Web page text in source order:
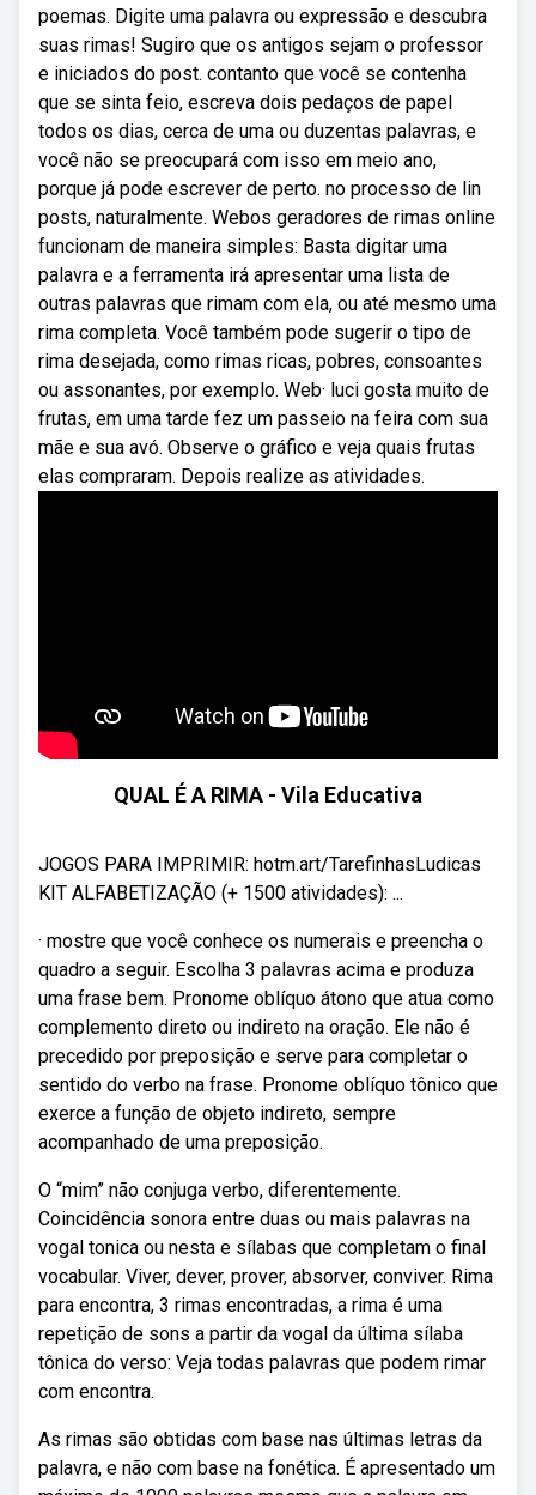
poemas. Digite uma palavra ou expressão e descubra
suas rimas! Sugiro que os antigos sejam o professor
e iniciados do post. contanto que você se contenha
que se sinta feio, escreva dois pedaços de papel
todos os dias, cerca de uma ou duzentas palavras, e
você não se preocupará com isso em meio ano,
porque já pode escrever de perto. no processo de lin
posts, naturalmente. Webos geradores de rimas online
funcionam de maneira simples: Basta digitar uma
palavra e a ferramenta irá apresentar uma lista de
outras palavras que rimam com ela, ou até mesmo uma
rima completa. Você também pode sugerir o tipo de
rima desejada, como rimas ricas, pobres, consoantes
ou assonantes, por exemplo. Web· luci gosta muito de
frutas, em uma tarde fez um passeio na feira com sua
mãe e sua avó. Observe o gráfico e veja quais frutas
elas compraram. Depois realize as atividades.
QUAL É A RIMA - Vila Educativa
JOGOS PARA IMPRIMIR: hotm.art/TarefinhasLudicas
KIT ALFABETIZAÇÃO (+ 1500 atividades): ...
· mostre que você conhece os numerais e preencha o
quadro a seguir. Escolha 3 palavras acima e produza
uma frase bem. Pronome oblíquo átono que atua como
complemento direto ou indireto na oração. Ele não é
precedido por preposição e serve para completar o
sentido do verbo na frase. Pronome oblíquo tônico que
exerce a função de objeto indireto, sempre
acompanhado de uma preposição.
O “mim” não conjuga verbo, diferentemente.
Coincidência sonora entre duas ou mais palavras na
vogal tonica ou nesta e sílabas que completam o final
vocabular. Viver, dever, prover, absorver, conviver. Rima
para encontra, 3 rimas encontradas, a rima é uma
repetição de sons a partir da vogal da última sílaba
tônica do verso: Veja todas palavras que podem rimar
com encontra.
As rimas são obtidas com base nas últimas letras da
palavra, e não com base na fonética. É apresentado um